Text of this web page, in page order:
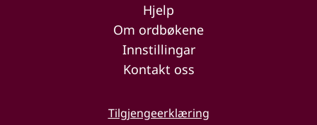
Hjelp
Om ordbøkene
Innstillingar
Kontakt oss
Tilgjengeerklæring